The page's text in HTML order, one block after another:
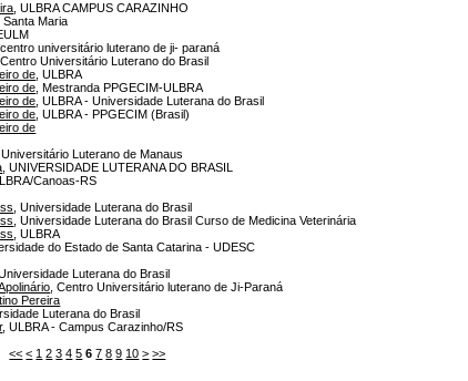
, ULBRA CAMPUS CARAZINHO
Santa Maria
, centro universitário luterano de ji- paraná
, Centro Universitário Luterano do Brasil
de , ULBRA
de , Mestranda PPGECIM-ULBRA
de , ULBRA - Universidade Luterana do Brasil
de , ULBRA - PPGECIM (Brasil)
de
Universitário Luterano de Manaus
, UNIVERSIDADE LUTERANA DO BRASIL
Canoas-RS
, Universidade Luterana do Brasil
, Universidade Luterana do Brasil Curso de Medicina Veterinária
, ULBRA
do Estado de Santa Catarina - UDESC
Universidade Luterana do Brasil
, Centro Universitário luterano de Ji-Paraná
Pereira
Luterana do Brasil
, ULBRA - Campus Carazinho/RS
<< < 1 2 3 4 5 6 7 8 9 10 > >>